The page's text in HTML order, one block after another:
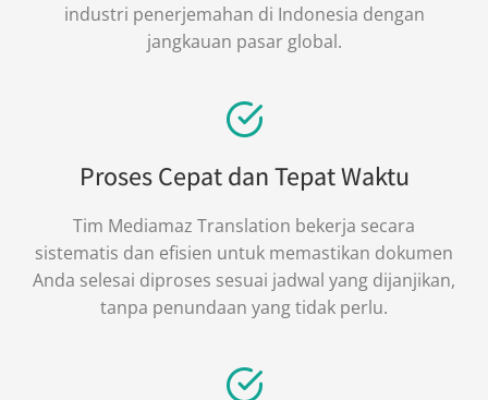
industri penerjemahan di Indonesia dengan
jangkauan pasar global.
Proses Cepat dan Tepat Waktu
Tim Mediamaz Translation bekerja secara
sistematis dan efisien untuk memastikan dokumen
Anda selesai diproses sesuai jadwal yang dijanjikan,
tanpa penundaan yang tidak perlu.